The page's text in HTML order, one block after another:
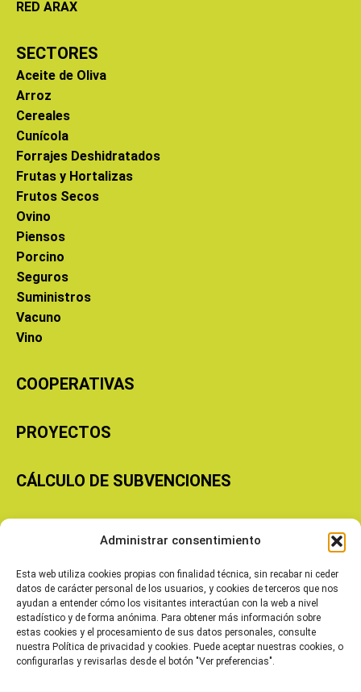
Administrar consentimiento
Esta web utiliza cookies propias con finalidad técnica, sin recabar ni ceder
datos de carácter personal de los usuarios, y cookies de terceros que nos
ayudan a entender cómo los visitantes interactúan con la web a nivel
estadístico y de forma anónima. Para obtener más información sobre
estas cookies y el procesamiento de sus datos personales, consulte
nuestra Política de privacidad y cookies. Puede aceptar nuestras cookies, o
configurarlas y revisarlas desde el botón "Ver preferencias".
RED ARAX
SECTORES
Aceite de Oliva
Arroz
Cereales
Cunícola
Forrajes Deshidratados
Frutas y Hortalizas
Frutos Secos
Ovino
Piensos
Porcino
Seguros
Suministros
Vacuno
Vino
COOPERATIVAS
PROYECTOS
CÁLCULO DE SUBVENCIONES